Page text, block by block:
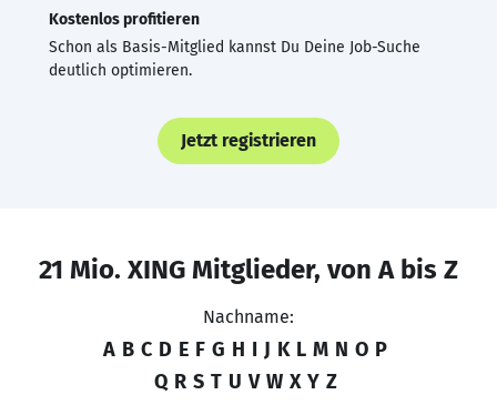
Kostenlos profitieren
Schon als Basis-Mitglied kannst Du Deine Job-Suche
deutlich optimieren.
Jetzt registrieren
21 Mio. XING Mitglieder, von A bis Z
Nachname:
A B C D E F G H I J K L M N O P
Q R S T U V W X Y Z